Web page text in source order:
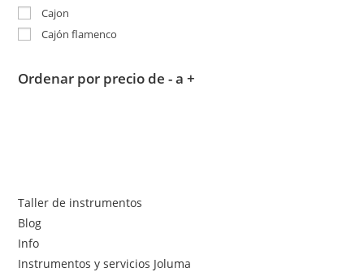
Cajon
Cajón flamenco
Ordenar por precio de - a +
Taller de instrumentos
Blog
Info
Instrumentos y servicios Joluma